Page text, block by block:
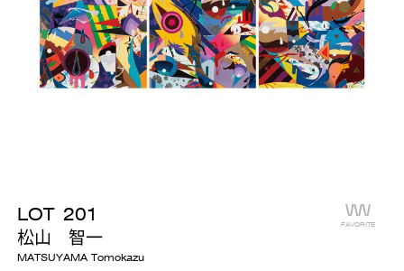
LOT 201
松山 智一
MATSUYAMA Tomokazu
FAVORITE